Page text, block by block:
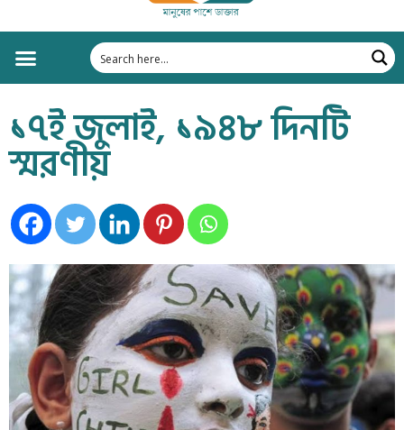
১৭ই জুলাই, ১৯৪৮ দিনটি
স্মরণীয়